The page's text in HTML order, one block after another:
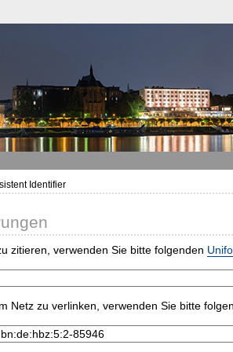
Identifier
zitieren, verwenden Sie bitte folgenden
Netz zu verlinken, verwenden Sie bitte